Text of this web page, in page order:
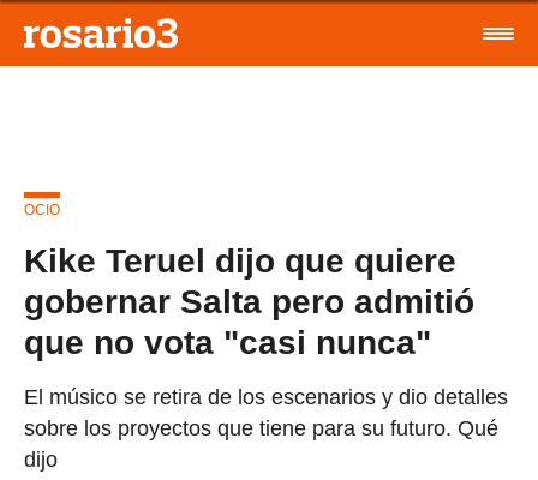
OCIO
Kike Teruel dijo que quiere
gobernar Salta pero admitió
que no vota "casi nunca"
El músico se retira de los escenarios y dio detalles
sobre los proyectos que tiene para su futuro. Qué
dijo